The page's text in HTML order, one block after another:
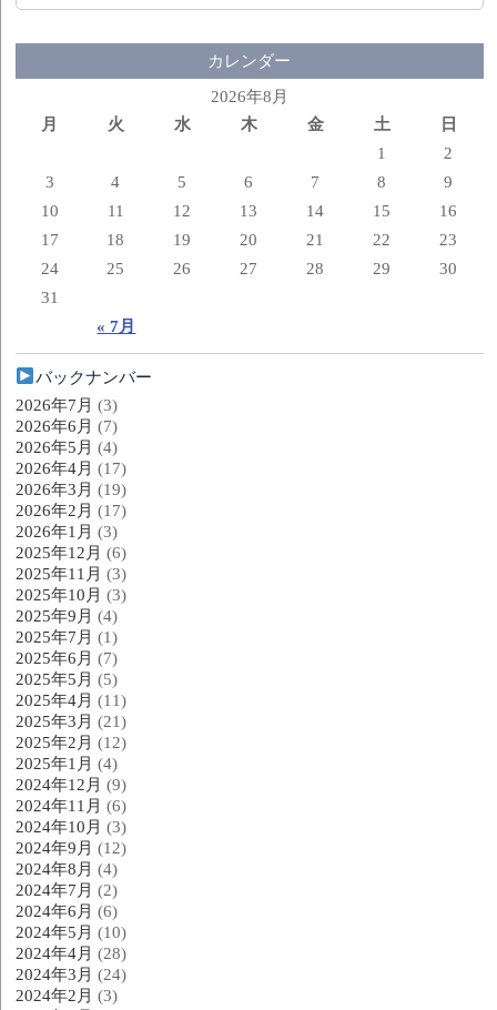
カレンダー
2026年8月
月
火 水 木 金 土 日
« 7月
1
2
3
4 5 6 7 8
9
10
11 12 13 14 15
16
17
18 19 20 21 22
23
24
25 26 27 28 29
30
31
バックナンバー
2026年7月 (3)
2026年6月 (7)
2026年5月 (4)
2026年4月 (17)
2026年3月 (19)
2026年2月 (17)
2026年1月 (3)
2025年12月 (6)
2025年11月 (3)
2025年10月 (3)
2025年9月 (4)
2025年7月 (1)
2025年6月 (7)
2025年5月 (5)
2025年4月 (11)
2025年3月 (21)
2025年2月 (12)
2025年1月 (4)
2024年12月 (9)
2024年11月 (6)
2024年10月 (3)
2024年9月 (12)
2024年8月 (4)
2024年7月 (2)
2024年6月 (6)
2024年5月 (10)
2024年4月 (28)
2024年3月 (24)
2024年2月 (3)